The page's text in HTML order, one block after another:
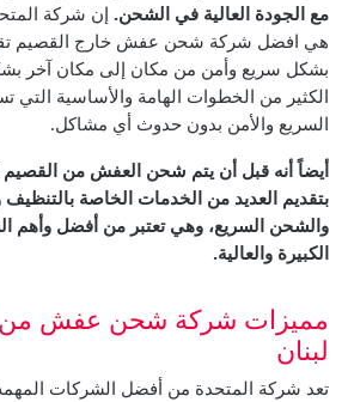
مع الجودة العالية في الشحن. إن شركة
هي افضل شركة شحن عفش خارج القصيم
بشكل سريع وأمن من مكان إلى مكان آخر
الكثير من الخطوات الهامة والأساسية
السريع والأمن بدون حدوث أي مشاكل.
أيضاً أنه قبل أن يتم شحن العفش من القصيم
بتقديم العديد من الخدمات الخاصة بالتنظيف
والشحن السريع، وهي تعتبر من أفضل وأهم
الكبيرة والعالية.
مميزات شركة شحن عفش من
لبنان
تعد شركة المتحدة من أفضل الشركات